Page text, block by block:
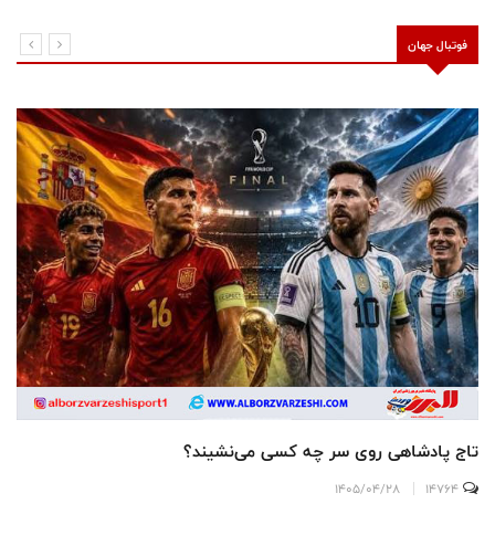
فوتبال جهان
تاج پادشاهی روی سر چه کسی می‌نشیند؟
14764
1405/04/28